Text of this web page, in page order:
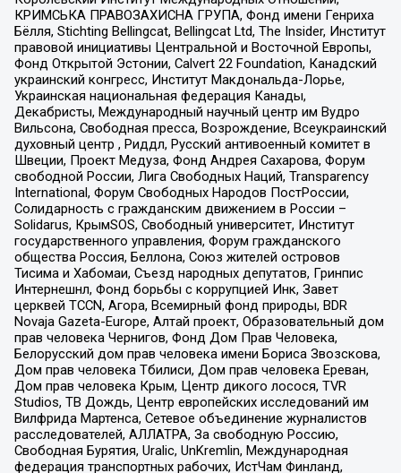
КРИМСЬКА ПРАВОЗАХИСНА ГРУПА, Фонд имени Генриха
Бёлля, Stichting Bellingcat, Bellingcat Ltd, The Insider, Институт
правовой инициативы Центральной и Восточной Европы,
Фонд Открытой Эстонии, Calvert 22 Foundation, Канадский
украинский конгресс, Институт Макдональда-Лорье,
Украинская национальная федерация Канады,
Декабристы, Международный научный центр им Вудро
Вильсона, Свободная пресса, Возрождение, Всеукраинский
духовный центр , Риддл, Русский антивоенный комитет в
Швеции, Проект Медуза, Фонд Андрея Сахарова, Форум
свободной России, Лига Свободных Наций, Transparеncy
International, Форум Свободных Народов ПостРоссии,
Солидарность с гражданским движением в России –
Solidarus, КрымSOS, Свободный университет, Институт
государственного управления, Форум гражданского
общества Россия, Беллона, Союз жителей островов
Тисима и Хабомаи, Съезд народных депутатов, Гринпис
Интернешнл, Фонд борьбы с коррупцией Инк, Завет
церквей TCCN, Агора, Всемирный фонд природы, BDR
Novaja Gazeta-Europe, Алтай проект, Образовательный дом
прав человека Чернигов, Фонд Дом Прав Человека,
Белорусский дом прав человека имени Бориса Звозскова,
Дом прав человека Тбилиси, Дом прав человека Ереван,
Дом прав человека Крым, Центр дикого лосося, TVR
Studios, ТВ Дождь, Центр европейских исследований им
Вилфрида Мартенса, Сетевое объединение журналистов
расследователей, АЛЛАТРА, За свободную Россию,
Свободная Бурятия, Uralic, UnKremlin, Международная
федерация транспортных рабочих, ИстЧам Финланд,